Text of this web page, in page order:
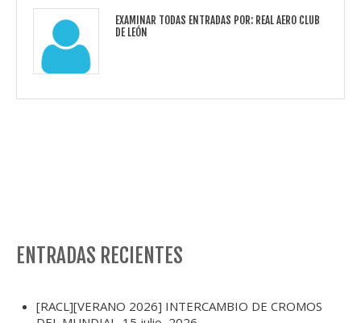
EXAMINAR TODAS ENTRADAS POR: REAL AERO CLUB
DE LEÓN
ENTRADAS RECIENTES
[RACL][VERANO 2026] INTERCAMBIO DE CROMOS